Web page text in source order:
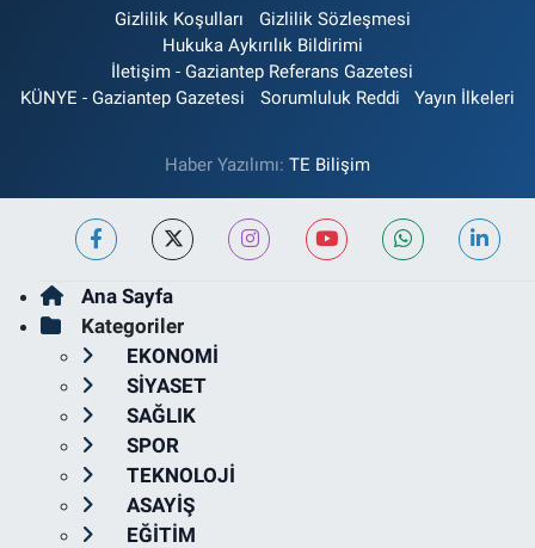
Gizlilik Koşulları
Gizlilik Sözleşmesi
Hukuka Aykırılık Bildirimi
İletişim - Gaziantep Referans Gazetesi
KÜNYE - Gaziantep Gazetesi
Sorumluluk Reddi Yayın İlkeleri
Haber Yazılımı: TE Bilişim
Ana Sayfa
Kategoriler
EKONOMİ
SİYASET
SAĞLIK
SPOR
TEKNOLOJİ
ASAYİŞ
EĞİTİM